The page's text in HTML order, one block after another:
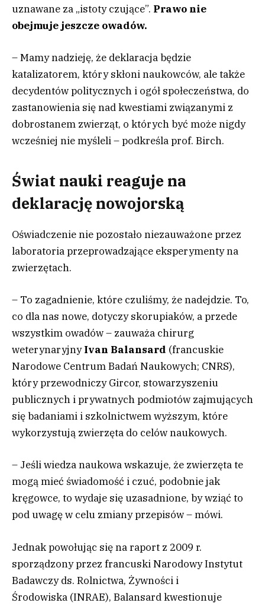
uznawane za „istoty czujące”. Prawo nie
obejmuje jeszcze owadów.
– Mamy nadzieję, że deklaracja będzie
katalizatorem, który skłoni naukowców, ale także
decydentów politycznych i ogół społeczeństwa, do
zastanowienia się nad kwestiami związanymi z
dobrostanem zwierząt, o których być może nigdy
wcześniej nie myśleli – podkreśla prof. Birch.
Świat nauki reaguje na
deklarację nowojorską
Oświadczenie nie pozostało niezauważone przez
laboratoria przeprowadzające eksperymenty na
zwierzętach.
– To zagadnienie, które czuliśmy, że nadejdzie. To,
co dla nas nowe, dotyczy skorupiaków, a przede
wszystkim owadów – zauważa chirurg
weterynaryjnyIvan Balansard (francuskie
Narodowe Centrum Badań Naukowych; CNRS),
który przewodniczy Gircor, stowarzyszeniu
publicznych i prywatnych podmiotów zajmujących
się badaniami i szkolnictwem wyższym, które
wykorzystują zwierzęta do celów naukowych.
– Jeśli wiedza naukowa wskazuje, że zwierzęta te
mogą mieć świadomość i czuć, podobnie jak
kręgowce, to wydaje się uzasadnione, by wziąć to
pod uwagę w celu zmiany przepisów – mówi.
Jednak powołując się na raport z 2009 r.
sporządzony przez francuski Narodowy Instytut
Badawczy ds. Rolnictwa, Żywności i
Środowiska (INRAE), Balansard kwestionuje